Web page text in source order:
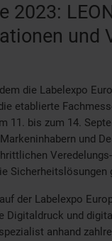
2023:
und
die Labelexpo
etablierte
11. bis zum 14.
und
Sicherheitslösungen
der Labelexpo
Digitaldruck und
anhand